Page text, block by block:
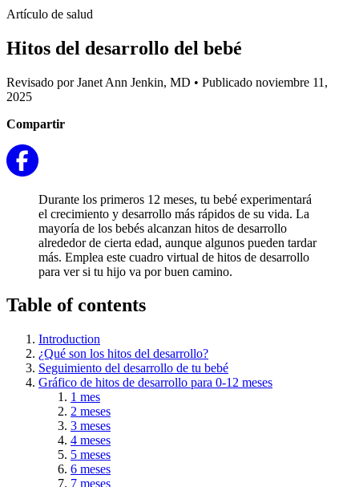
Artículo de salud
Hitos del desarrollo del bebé
Revisado por Janet Ann Jenkin, MD • Publicado noviembre 11,
2025
Compartir
Durante los primeros 12 meses, tu bebé experimentará
el crecimiento y desarrollo más rápidos de su vida. La
mayoría de los bebés alcanzan hitos de desarrollo
alrededor de cierta edad, aunque algunos pueden tardar
más. Emplea este cuadro virtual de hitos de desarrollo
para ver si tu hijo va por buen camino.
Table of contents
Introduction
¿Qué son los hitos del desarrollo?
Seguimiento del desarrollo de tu bebé
Gráfico de hitos de desarrollo para 0-12 meses
1 mes
2 meses
3 meses
4 meses
5 meses
6 meses
7 meses